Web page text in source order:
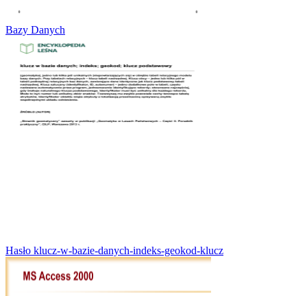
Bazy Danych
Hasło klucz-w-bazie-danych-indeks-geokod-klucz